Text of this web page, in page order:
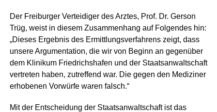
Der Freiburger Verteidiger des Arztes, Prof. Dr. Gerson
Trüg, weist in diesem Zusammenhang auf Folgendes hin:
„Dieses Ergebnis des Ermittlungsverfahrens zeigt, dass
unsere Argumentation, die wir von Beginn an gegenüber
dem Klinikum Friedrichshafen und der Staatsanwaltschaft
vertreten haben, zutreffend war. Die gegen den Mediziner
erhobenen Vorwürfe waren falsch.“
Mit der Entscheidung der Staatsanwaltschaft ist das